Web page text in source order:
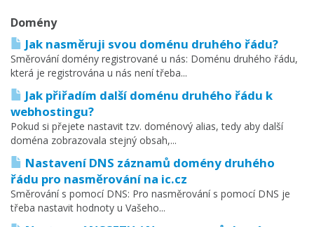
Domény
Jak nasměruji svou doménu druhého řádu?
Směrování domény registrované u nás: Doménu druhého řádu,
která je registrována u nás není třeba...
Jak přiřadím další doménu druhého řádu k
webhostingu?
Pokud si přejete nastavit tzv. doménový alias, tedy aby další
doména zobrazovala stejný obsah,...
Nastavení DNS záznamů domény druhého
řádu pro nasměrování na ic.cz
Směrování s pomocí DNS: Pro nasměrování s pomocí DNS je
třeba nastavit hodnoty u Vašeho...